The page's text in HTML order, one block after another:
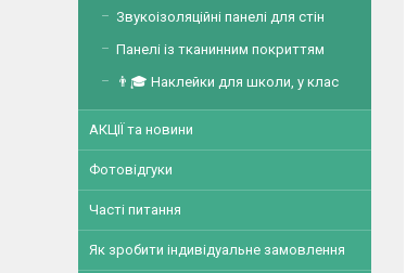
Звукоізоляційні панелі для стін
Панелі із тканинним покриттям
👨🎓 Наклейки для школи, у клас
АКЦІЇ та новини
Фотовідгуки
Часті питання
Як зробити індивідуальне замовлення